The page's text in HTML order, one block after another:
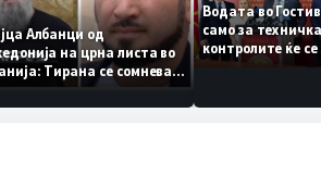
Албанци од
на црна листа во
Тирана се сомнева
работеле за
организации
Водата во
само за
контролите